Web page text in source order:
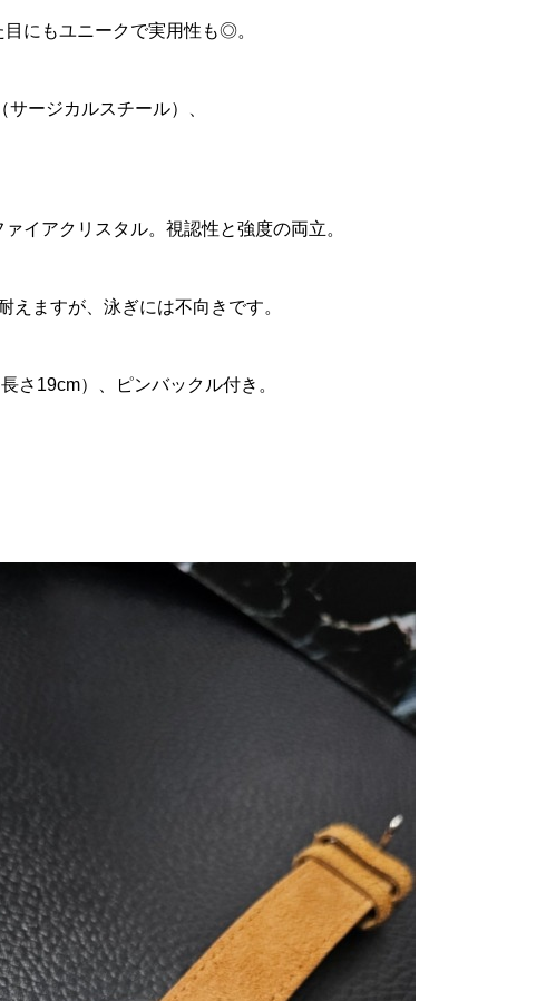
にもユニークで実用性も◎。
ージカルスチール）、
イアクリスタル。視認性と強度の両立。
えますが、泳ぎには不向きです。
さ19cm）、ピンバックル付き。